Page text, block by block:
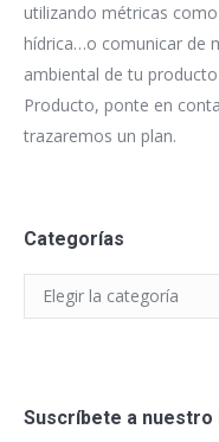
utilizando métricas
hídrica…o comunicar de
ambiental de tu
Producto, ponte en
trazaremos un plan.
Categorías
Categorías
Suscríbete a nuestro